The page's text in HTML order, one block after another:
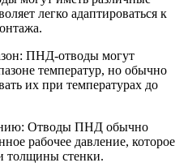
легко адаптироваться к
ПНД-отводы могут
температур, но обычно
их при температурах до
Отводы ПНД обычно
рабочее давление, которое
толщины стенки.